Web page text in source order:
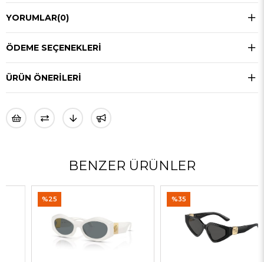
YORUMLAR(0)
ÖDEME SEÇENEKLERI
ÜRÜN ÖNERILERI
BENZER ÜRÜNLER